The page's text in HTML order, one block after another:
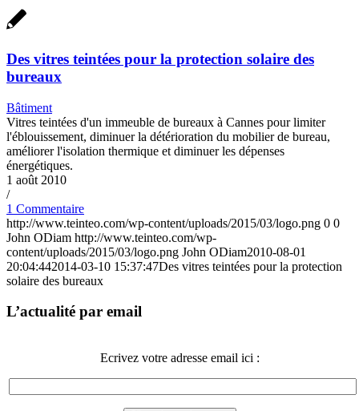
Des vitres teintées pour la protection solaire des
bureaux
Bâtiment
Vitres teintées d'un immeuble de bureaux à Cannes pour limiter
l'éblouissement, diminuer la détérioration du mobilier de bureau,
améliorer l'isolation thermique et diminuer les dépenses
énergétiques.
1 août 2010
/
1 Commentaire
http://www.teinteo.com/wp-content/uploads/2015/03/logo.png 0 0
John ODiam http://www.teinteo.com/wp-
content/uploads/2015/03/logo.png John ODiam2010-08-01
20:04:442014-03-10 15:37:47Des vitres teintées pour la protection
solaire des bureaux
L’actualité par email
Ecrivez votre adresse email ici :